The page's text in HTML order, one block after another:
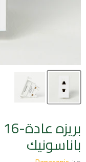
باناسونيك